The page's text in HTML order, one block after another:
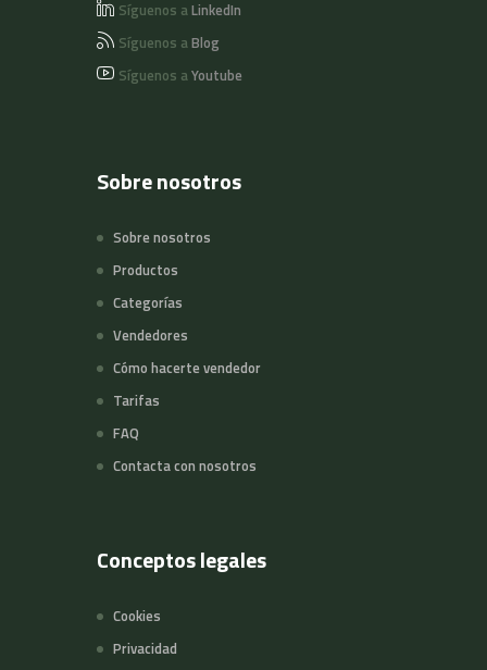
Síguenos aLinkedIn
Síguenos aBlog
Síguenos aYoutube
Sobre nosotros
Sobre nosotros
Productos
Categorías
Vendedores
Cómo hacerte vendedor
Tarifas
FAQ
Contacta con nosotros
Conceptos legales
Cookies
Privacidad